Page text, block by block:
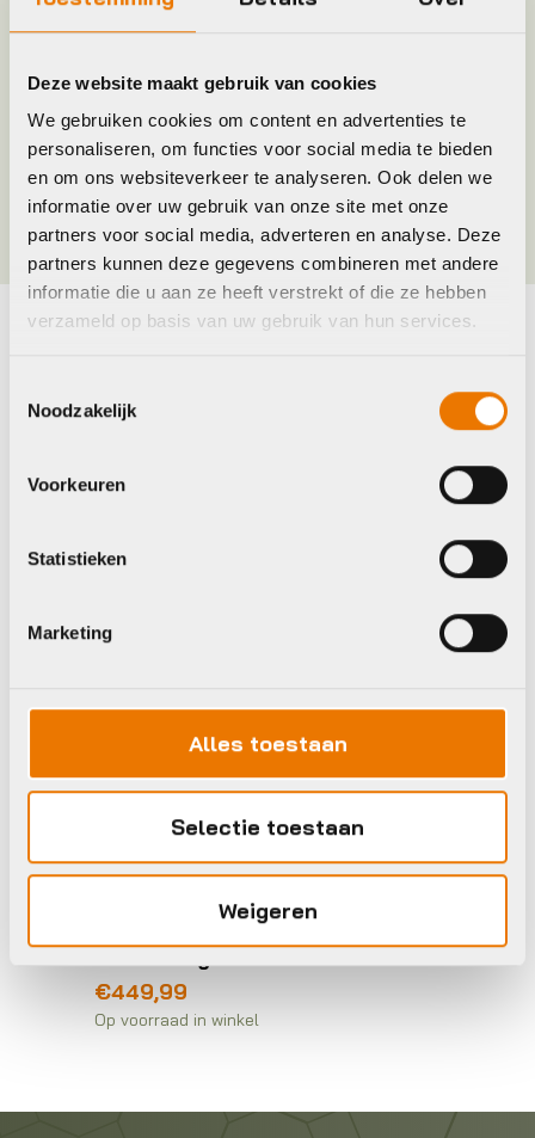
Deze website maakt gebruik van cookies
We gebruiken cookies om content en advertenties te
personaliseren, om functies voor social media te bieden
en om ons websiteverkeer te analyseren. Ook delen we
informatie over uw gebruik van onze site met onze
partners voor social media, adverteren en analyse. Deze
partners kunnen deze gegevens combineren met andere
informatie die u aan ze heeft verstrekt of die ze hebben
verzameld op basis van uw gebruik van hun services.
Noodzakelijk
Voorkeuren
Statistieken
Marketing
Alles toestaan
Selectie toestaan
Weigeren
Merk
Maat ONE SIZE
Kleur BLACK
Bekijk alle accessoires
Navigatiesystemen
Garmin Edge 550
€449,99
Op voorraad in winkel